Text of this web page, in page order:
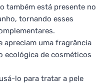
também está presente no
tornando esses
apreciam uma fragrância
ecológica de cosméticos
lo para tratar a pele